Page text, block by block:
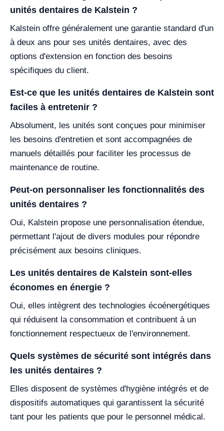
unités dentaires de Kalstein ?
Kalstein offre généralement une garantie standard d'un
à deux ans pour ses unités dentaires, avec des
options d'extension en fonction des besoins
spécifiques du client.
Est-ce que les unités dentaires de Kalstein sont
faciles à entretenir ?
Absolument, les unités sont conçues pour minimiser
les besoins d'entretien et sont accompagnées de
manuels détaillés pour faciliter les processus de
maintenance de routine.
Peut-on personnaliser les fonctionnalités des
unités dentaires ?
Oui, Kalstein propose une personnalisation étendue,
permettant l'ajout de divers modules pour répondre
précisément aux besoins cliniques.
Les unités dentaires de Kalstein sont-elles
économes en énergie ?
Oui, elles intègrent des technologies écoénergétiques
qui réduisent la consommation et contribuent à un
fonctionnement respectueux de l'environnement.
Quels systèmes de sécurité sont intégrés dans
les unités dentaires ?
Elles disposent de systèmes d'hygiène intégrés et de
dispositifs automatiques qui garantissent la sécurité
tant pour les patients que pour le personnel médical.